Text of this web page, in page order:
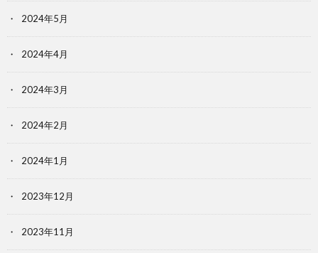
2024年5月
2024年4月
2024年3月
2024年2月
2024年1月
2023年12月
2023年11月